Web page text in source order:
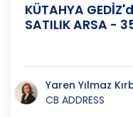
KÜTAHYA
SATILIK ARSA -
Yaren Yılmaz
CB ADDRESS